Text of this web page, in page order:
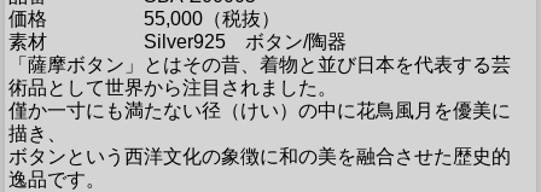
価格
55,000（税抜）
素材
Silver925 ボタン/陶器
「薩摩ボタン」とはその昔、着物と並び日本を代表する芸
術品として世界から注目されました。
僅か一寸にも満たない径（けい）の中に花鳥風月を優美に
描き、
ボタンという西洋文化の象徴に和の美を融合させた歴史的
逸品です。